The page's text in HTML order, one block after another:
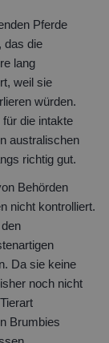
Pferde
das die
lang
weil sie
würden.
die intakte
australischen
richtig gut.
Behörden
nicht kontrolliert.
Da sie keine
noch nicht
Brumbies